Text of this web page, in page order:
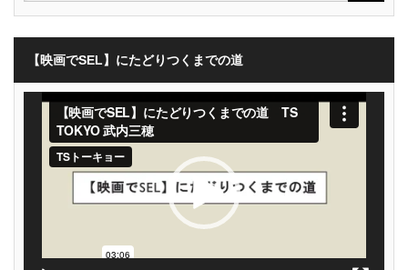
【映画でSEL】にたどりつくまでの道